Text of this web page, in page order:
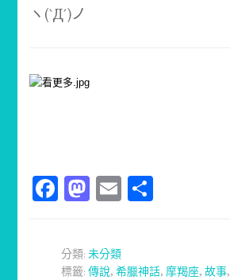
ヽ(`Д´)ノ
Facebook
Mastodon
Email
分類:未分類
標籤:傳說,希臘神話, 摩羯座,故事,